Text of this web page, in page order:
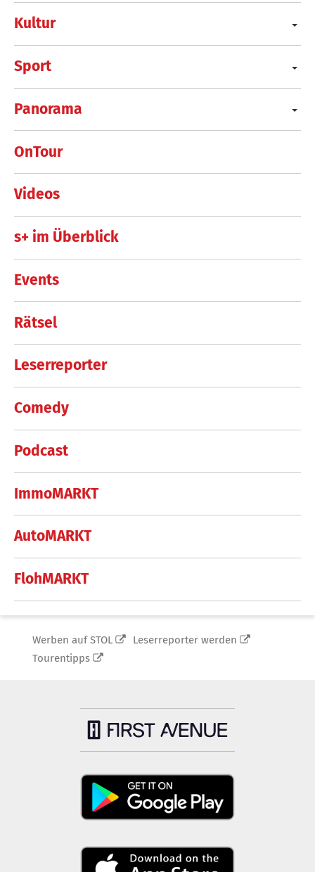
Kultur
Sport
Panorama
OnTour
Videos
s+ im Überblick
Events
Rätsel
Leserreporter
Comedy
Podcast
ImmoMARKT
AutoMARKT
FlohMARKT
Werben auf STOL
Leserreporter werden
Tourentipps